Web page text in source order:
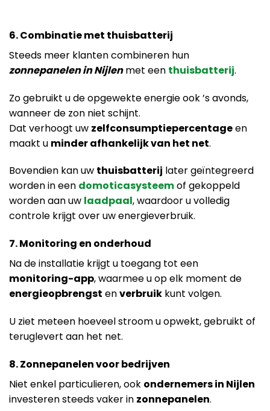
6. Combinatie met thuisbatterij
Steeds meer klanten combineren hun
zonnepanelen in Nijlenmet een thuisbatterij.
Zo gebruikt u de opgewekte energie ook ’s avonds,
wanneer de zon niet schijnt.
Dat verhoogt uw zelfconsumptiepercentageen
maakt u minder afhankelijk van het net.
Bovendien kan uw thuisbatterij later geïntegreerd
worden in een domoticasysteemof gekoppeld
worden aan uw laadpaal, waardoor u volledig
controle krijgt over uw energieverbruik.
7. Monitoring en onderhoud
Na de installatie krijgt u toegang tot een
monitoring-app, waarmee u op elk moment de
energieopbrengst enverbruik kunt volgen.
U ziet meteen hoeveel stroom u opwekt, gebruikt of
teruglevert aan het net.
8. Zonnepanelen voor bedrijven
Niet enkel particulieren, ook ondernemers in Nijlen
investeren steeds vaker in zonnepanelen.